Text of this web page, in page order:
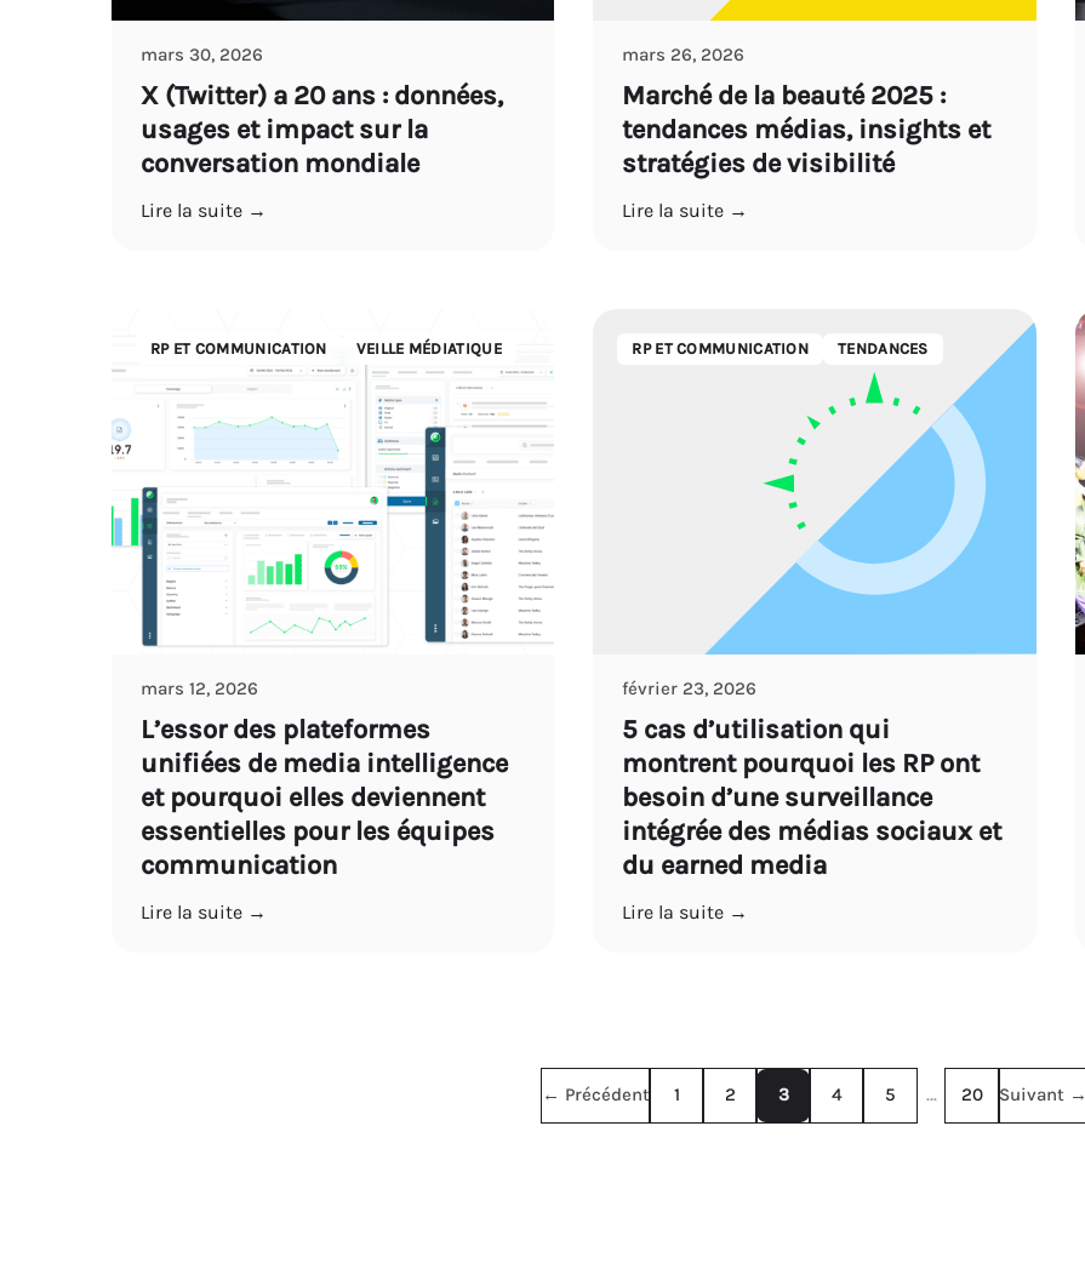
mars 30, 2026
X (Twitter) a 20 ans : données,
usages et impact sur la
conversation mondiale
Lire la suite →
mars 26, 2026
Marché de la beauté 2025 :
tendances médias, insights et
stratégies de visibilité
Lire la suite →
RP ET COMMUNICATION VEILLE MÉDIATIQUE
mars 12, 2026
L’essor des plateformes
unifiées de media intelligence
et pourquoi elles deviennent
essentielles pour les équipes
communication
Lire la suite →
RP ET COMMUNICATION TENDANCES
février 23, 2026
5 cas d’utilisation qui
montrent pourquoi les RP ont
besoin d’une surveillance
intégrée des médias sociaux et
du earned media
Lire la suite →
← Précédent 1 2 3 4 5 … 20 Suivant →